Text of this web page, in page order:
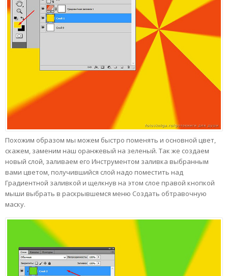
Похожим образом мы можем быстро поменять и основной цвет,
скажем, заменим наш оранжевый на зеленый. Так же создаем
новый слой, заливаем его Инструментом заливка выбранным
вами цветом, получившийся слой надо поместить над
Градиентной заливкой и щелкнув на этом слое правой кнопкой
мыши выбрать в раскрывшемся меню Создать обтравочную
маску.